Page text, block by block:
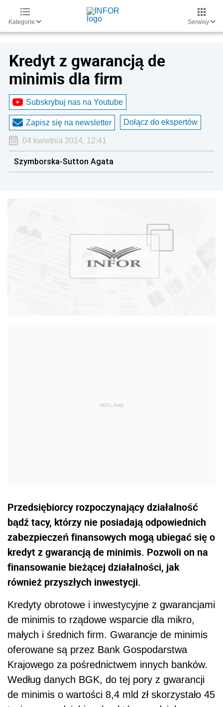
Kategorie Serwisy
Kredyt z gwarancją de
minimis dla firm
Subskrybuj nas na Youtube
Zapisz się na newsletter Dołącz do ekspertów
04 kwietnia 2014, 12:41
Szymborska-Sutton Agata
Przedsiębiorcy rozpoczynający działalność
bądź tacy, którzy nie posiadają odpowiednich
zabezpieczeń finansowych mogą ubiegać się o
kredyt z gwarancją de minimis. Pozwoli on na
finansowanie bieżącej działalności, jak
również przyszłych inwestycji.
Kredyty obrotowe i inwestycyjne z gwarancjami
de minimis to rządowe wsparcie dla mikro,
małych i średnich firm. Gwarancje de minimis
oferowane są przez Bank Gospodarstwa
Krajowego za pośrednictwem innych banków.
Według danych BGK, do tej pory z gwarancji
de minimis o wartości 8,4 mld zł skorzystało 45